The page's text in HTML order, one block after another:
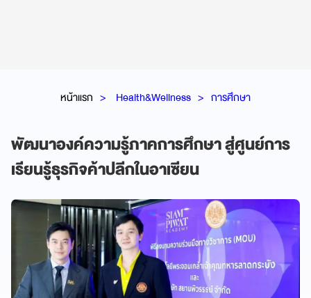
หน้าแรก Health&Wellness การศึกษา
พัฒนาองค์ความรู้ภาคการศึกษา สู่ศูนย์การ
เรียนรู้ธุรกิจค้าปลีกในอาเซียน